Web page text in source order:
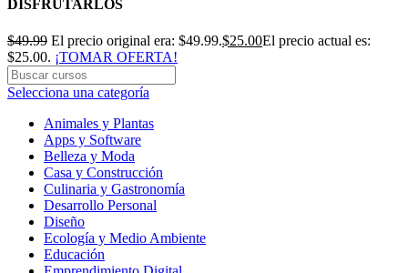
DISFRUTARLOS
$49.99 El precio original era: $49.99.$25.00El precio actual es:
$25.00. ¡TOMAR OFERTA!
Selecciona una categoría
Animales y Plantas
Apps y Software
Belleza y Moda
Casa y Construcción
Culinaria y Gastronomía
Desarrollo Personal
Diseño
Ecología y Medio Ambiente
Educación